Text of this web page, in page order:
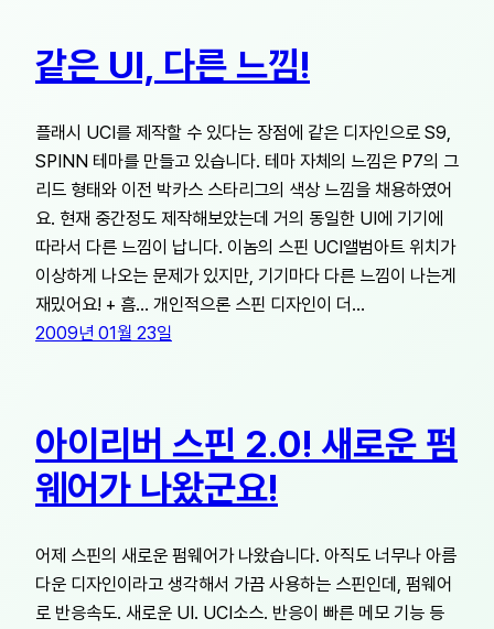
같은 UI, 다른 느낌!
플래시 UCI를 제작할 수 있다는 장점에 같은 디자인으로 S9,
SPINN 테마를 만들고 있습니다. 테마 자체의 느낌은 P7의 그
리드 형태와 이전 박카스 스타리그의 색상 느낌을 채용하였어
요. 현재 중간정도 제작해보았는데 거의 동일한 UI에 기기에
따라서 다른 느낌이 납니다. 이놈의 스핀 UCI앨범아트 위치가
이상하게 나오는 문제가 있지만, 기기마다 다른 느낌이 나는게
재밌어요! + 흠… 개인적으론 스핀 디자인이 더…
2009년 01월 23일
아이리버 스핀 2.0! 새로운 펌
웨어가 나왔군요!
어제 스핀의 새로운 펌웨어가 나왔습니다. 아직도 너무나 아름
다운 디자인이라고 생각해서 가끔 사용하는 스핀인데, 펌웨어
로 반응속도. 새로운 UI. UCI소스. 반응이 빠른 메모 기능 등